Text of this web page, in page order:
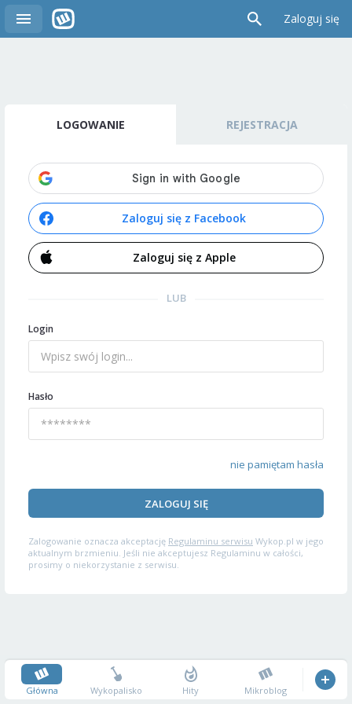
Zaloguj się
LOGOWANIE REJESTRACJA
Zaloguj się z Facebook
Zaloguj się z Apple
LUB
Login
Hasło
nie pamiętam hasła
ZALOGUJ SIĘ
Zalogowanie oznacza akceptację Regulaminu serwisu Wykop.pl w jego
aktualnym brzmieniu. Jeśli nie akceptujesz Regulaminu w całości,
prosimy o niekorzystanie z serwisu.
Główna Wykopalisko Hity Mikroblog